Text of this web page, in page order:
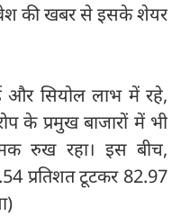
की खबर से इसके शेयर
और सियोल लाभ में रहे,
के प्रमुख बाजारों में भी
रुख रहा। इस बीच,
प्रतिशत टूटकर 82.97